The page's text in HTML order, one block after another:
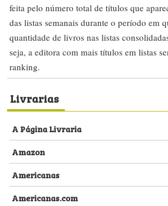
feita pelo número total de títulos que
das listas semanais durante o período em
quantidade de livros nas listas
seja, a editora com mais títulos em listas
ranking.
Livrarias
A Página Livraria
Amazon
Americanas
Americanas.com